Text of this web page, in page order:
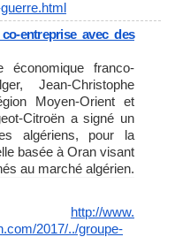
entreprise avec des
franco-
Jean-Christophe
Moyen-Orient et
Citroën a signé un
algériens, pour la
basée à Oran visant
au marché algérien.
: http://www.
2017/../groupe-